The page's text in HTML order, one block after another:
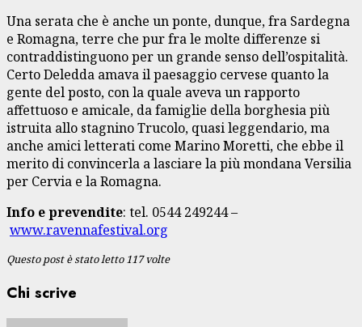
Una serata che è anche un ponte, dunque, fra Sardegna
e Romagna, terre che pur fra le molte differenze si
contraddistinguono per un grande senso dell’ospitalità.
Certo Deledda amava il paesaggio cervese quanto la
gente del posto, con la quale aveva un rapporto
affettuoso e amicale, da famiglie della borghesia più
istruita allo stagnino Trucolo, quasi leggendario, ma
anche amici letterati come Marino Moretti, che ebbe il
merito di convincerla a lasciare la più mondana Versilia
per Cervia e la Romagna.
Info e prevendite: tel. 0544 249244 –
www.ravennafestival.org
Questo post è stato letto 117 volte
Chi scrive